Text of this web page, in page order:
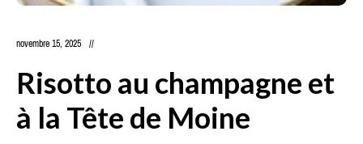
novembre 15, 2025
Risotto au champagne et
à la Tête de Moine